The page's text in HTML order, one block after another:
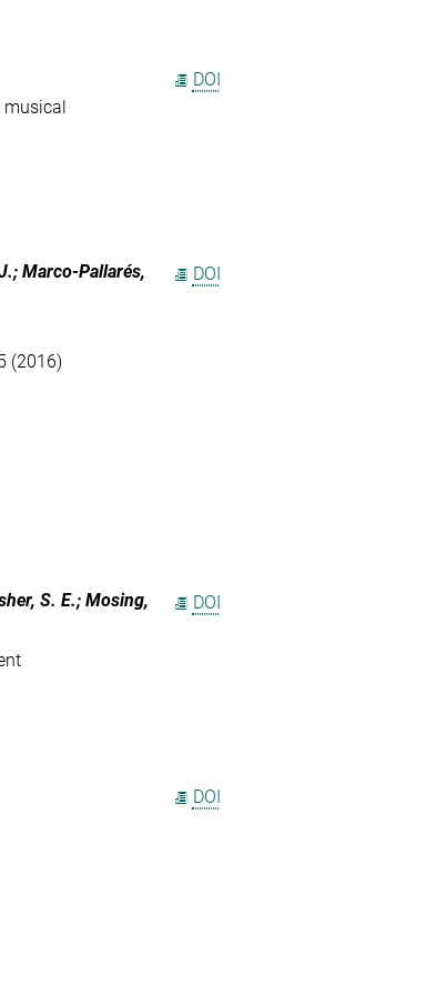
DOI
Marco-Pallarés,
(2016)
DOI
S. E.; Mosing,
DOI
DOI